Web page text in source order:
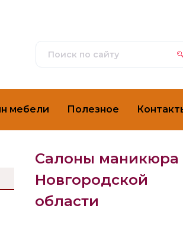
мебели Полезное
Салоны маникюра
Новгородской
области